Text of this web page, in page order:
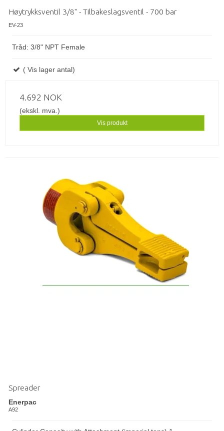
Høytrykksventil 3/8" - Tilbakeslagsventil - 700 bar
EV-23
Tråd: 3/8" NPT Female
( Vis lager antal)
4.692 NOK
(ekskl. mva.)
Vis produkt
Spreader
Enerpac
A92